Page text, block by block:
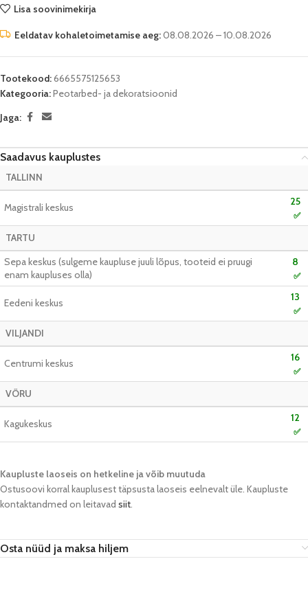
Lisa soovinimekirja
Eeldatav kohaletoimetamise aeg:08.08.2026 – 10.08.2026
Tootekood:6665575125653
Kategooria:Peotarbed- ja dekoratsioonid
Jaga:
Saadavus kauplustes
TALLINN
Magistrali keskus 25
✅
TARTU
Sepa keskus (sulgeme kaupluse juuli lõpus, tooteid ei pruugi
enam kaupluses olla)
8
✅
Eedeni keskus 13
✅
VILJANDI
Centrumi keskus 16
✅
VÕRU
Kagukeskus 12
✅
Kaupluste laoseis on hetkeline ja võib muutuda​
Ostusoovi korral kauplusest täpsusta laoseis eelnevalt üle. Kaupluste
kontaktandmed on leitavad siit.
Osta nüüd ja maksa hiljem